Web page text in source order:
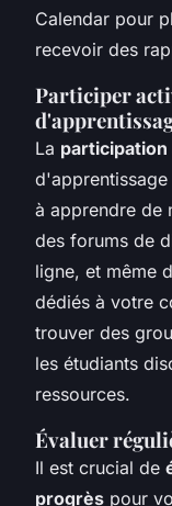
Calendar pour
recevoir des
Participer
La participation
à apprendre de
des forums de
ligne, et même
dédiés à votre
trouver des
les étudiants
ressources.
Évaluer
Il est crucial de
progrès pour